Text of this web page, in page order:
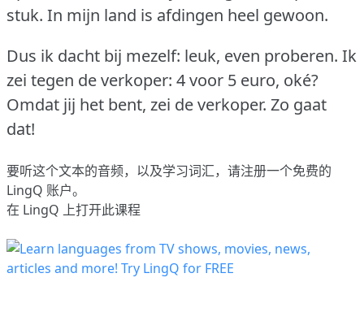
stuk. In mijn land is afdingen heel gewoon.
Dus ik dacht bij mezelf: leuk, even proberen. Ik
zei tegen de verkoper: 4 voor 5 euro, oké?
Omdat jij het bent, zei de verkoper. Zo gaat
dat!
要听这个文本的音频，以及学习词汇，请注册一个免费的
LingQ 账户。
在 LingQ 上打开此课程